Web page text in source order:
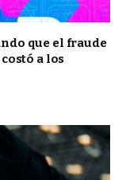
que el fraude
a los